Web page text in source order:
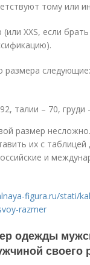
тому или
XXS, если брать
размера следующие:
талии – 70, груди
размер
их с
и
figura.ru/stati/
razmer
одежды
своего